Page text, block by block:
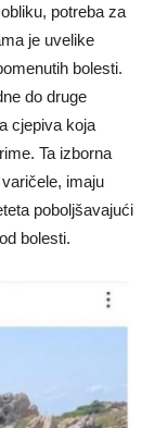
potreba za
je uvelike
bolesti.
do druge
cjepiva koja
Ta izborna
imaju
poboljšavajući
bolesti.